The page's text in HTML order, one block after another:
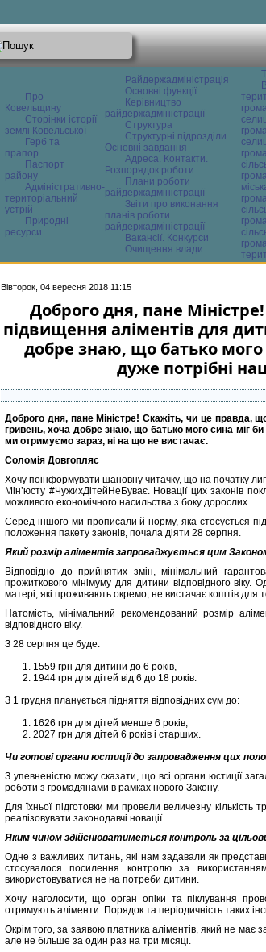
Про
Ковельщину
Сторінки історії
землі Ковельської
Герб та
прапор
Паспорт
району
Адміністративно-
територіальний
устрій
Природні
ресурси
Райдержадміністрація
Основні функції
Керівництво
райдержадміністрації
Структура
Структурні підрозділи.
Основні завдання
Адреса. Контакти.
Розпорядок роботи
Плани роботи
райдержадміністрації
Звіти про виконання
планів роботи
райдержадміністрації
Вакансії. Конкурси
Очищення влади
Вівторок, 04 вересня 2018 11:15
Доброго дня, пане
підвищення аліментів для
добре знаю, що батько мого
дуже потрібні
Доброго дня, пане Міністре! Скажіть, чи це правда,
гривень, хоча добре знаю, що батько мого сина міг би
ми отримуємо зараз, ні на що не вистачає.
Соломія Довгопляс
Хочу поінформувати шановну читачку, що на початку
Мін’юсту #ЧужихДітейНеБуває. Новації цих законів
можливого економічного насильства з боку дорослих.
Серед іншого ми прописали й норму, яка стосується
положення пакету законів, почала діяти 28 серпня.
Який розмір аліментів запроваджується цим
Відповідно до прийнятих змін, мінімальний
прожиткового мінімуму для дитини відповідного
матері, які проживають окремо, не вистачає коштів для
Натомість, мінімальний рекомендований розмір
відповідного віку.
З 28 серпня це буде:
1559 грн для дитини до 6 років,
1944 грн для дітей від 6 до 18 років.
З 1 грудня планується підняття відповідних сум до:
1626 грн для дітей менше 6 років,
2027 грн для дітей 6 років і старших.
Чи готові органи юстиції до запровадження цих
З упевненістю можу сказати, що всі органи юстиції
роботи з громадянами в рамках нового Закону.
Для їхньої підготовки ми провели величезну кількість
реалізовувати законодавчі новації.
Яким чином здійснюватиметься контроль за
Одне з важливих питань, які нам задавали як
стосувалося посилення контролю за
використовуватися не на потреби дитини.
Хочу наголосити, що орган опіки та піклування
отримують аліменти. Порядок та періодичність таких
Окрім того, за заявою платника аліментів, який не має
але не більше за один раз на три місяці.